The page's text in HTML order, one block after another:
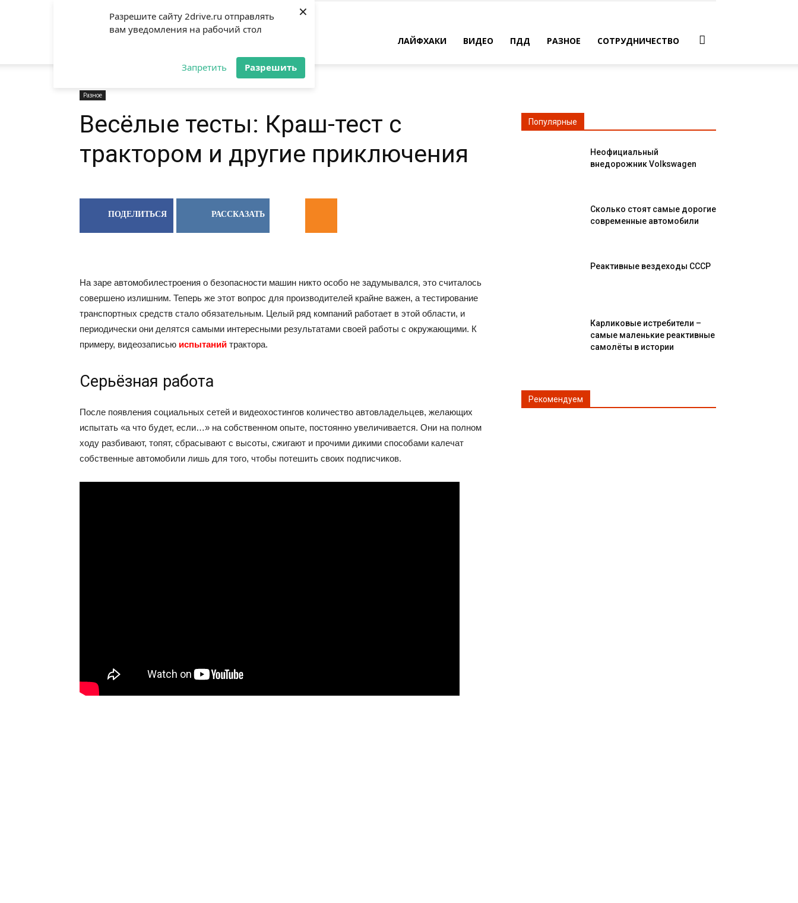
Разрешите сайту 2drive.ru отправлять
вам уведомления на рабочий стол
Запретить Разрешить
×
2DRIVE.RU
ЛАЙФХАКИ ВИДЕО ПДД РАЗНОЕ СОТРУДНИЧЕСТВО
Разное
Весёлые тесты: Краш-тест с
трактором и другие приключения
ПОДЕЛИТЬСЯ РАССКАЗАТЬ
На заре автомобилестроения о безопасности машин никто особо не задумывался, это считалось
совершено излишним. Теперь же этот вопрос для производителей крайне важен, а тестирование
транспортных средств стало обязательным. Целый ряд компаний работает в этой области, и
периодически они делятся самыми интересными результатами своей работы с окружающими. К
примеру, видеозаписью испытаний трактора.
Серьёзная работа
После появления социальных сетей и видеохостингов количество автовладельцев, желающих
испытать «а что будет, если…» на собственном опыте, постоянно увеличивается. Они на полном
ходу разбивают, топят, сбрасывают с высоты, сжигают и прочими дикими способами калечат
собственные автомобили лишь для того, чтобы потешить своих подписчиков.
Популярные
Неофициальный
внедорожник Volkswagen
Сколько стоят самые дорогие
современные автомобили
Реактивные вездеходы СССР
Карликовые истребители –
самые маленькие реактивные
самолёты в истории
Рекомендуем